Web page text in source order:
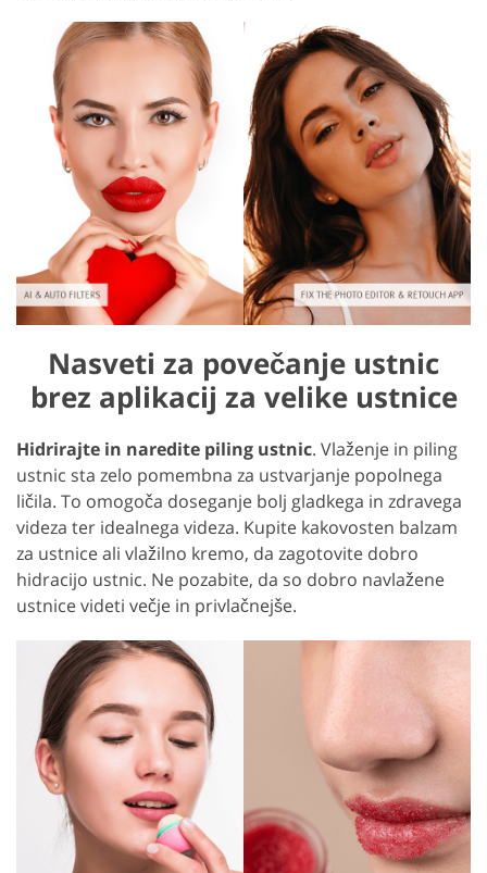
Nasveti za povečanje ustnic
brez aplikacij za velike ustnice
Hidrirajte in naredite piling ustnic. Vlaženje in piling
ustnic sta zelo pomembna za ustvarjanje popolnega
ličila. To omogoča doseganje bolj gladkega in zdravega
videza ter idealnega videza. Kupite kakovosten balzam
za ustnice ali vlažilno kremo, da zagotovite dobro
hidracijo ustnic. Ne pozabite, da so dobro navlažene
ustnice videti večje in privlačnejše.